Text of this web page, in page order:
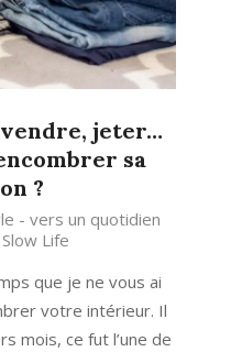
jeter…
sa
?
- vers un quotidien
Slow Life
que je ne vous ai
votre intérieur. Il
mois, ce fut l’une de